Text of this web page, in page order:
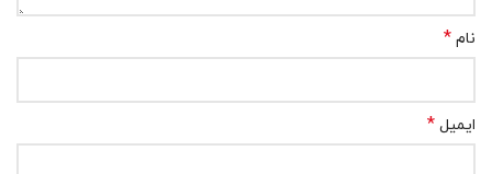
نام *
ایمیل *